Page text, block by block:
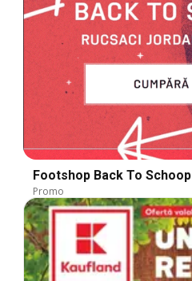
Footshop Back To Schoop
Promo